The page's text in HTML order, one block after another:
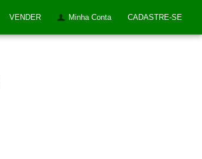
VENDER Minha Conta CADASTRE-SE